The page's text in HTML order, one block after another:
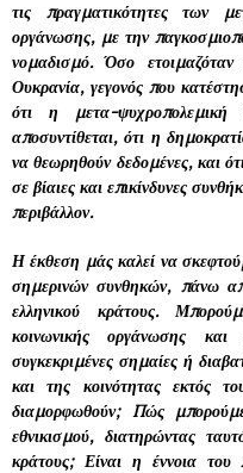
τις πραγματικότητες των
οργάνωσης, με την
νομαδισμό. Όσο
Ουκρανία, γεγονός που
ότι η μετα-
αποσυντίθεται, ότι η
να θεωρηθούν δεδομένες, και
σε βίαιες και επικίνδυνες
περιβάλλον.
Η έκθεση μάς καλεί να
σημερινών συνθηκών, πάνω
ελληνικού κράτους.
κοινωνικής οργάνωσης
συγκεκριμένες σημαίες ή
και της κοινότητας εκτός
διαμορφωθούν; Πώς
εθνικισμού, διατηρώντας
κράτους; Είναι η έννοια του